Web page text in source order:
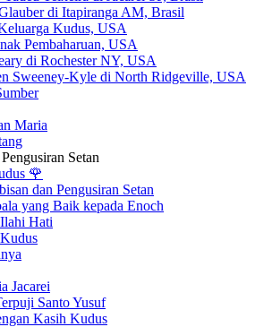
di Itapiranga AM, Brasil
Kudus, USA
Pembaharuan, USA
di Rochester NY, USA
Sweeney-Kyle di North Ridgeville, USA
Maria
Setan
🌹
dan Pengusiran Setan
yang Baik kepada Enoch
Hati
Jacarei
Santo Yusuf
Kasih Kudus